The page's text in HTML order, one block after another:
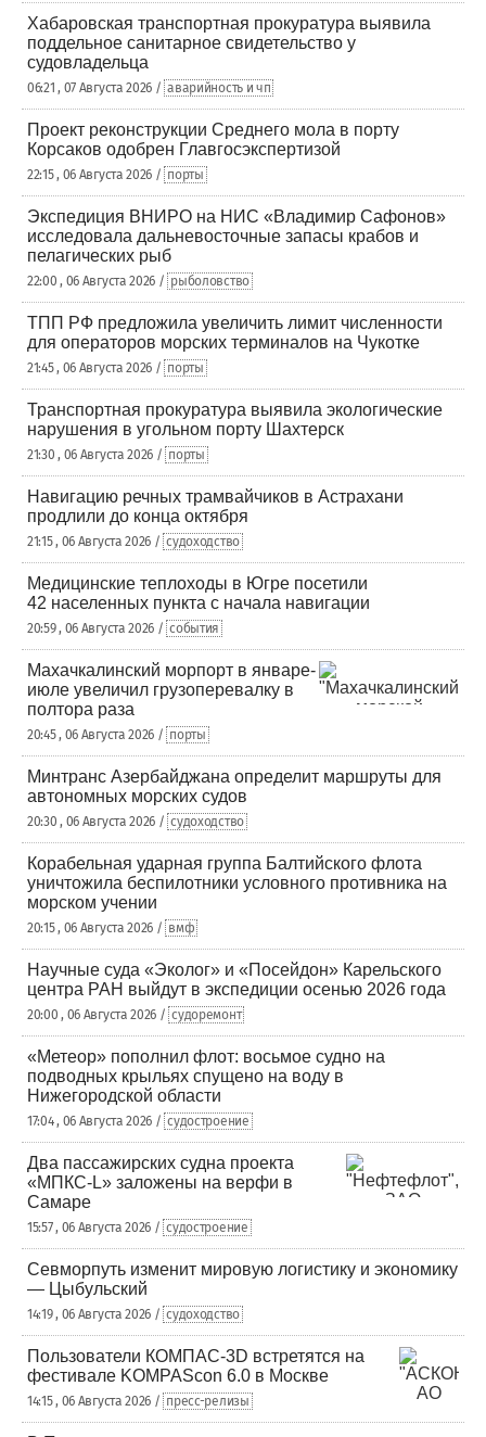
Хабаровская транспортная прокуратура выявила
поддельное санитарное свидетельство у
судовладельца
06:21 , 07 Августа 2026 / аварийность и чп
Проект реконструкции Среднего мола в порту
Корсаков одобрен Главгосэкспертизой
22:15 , 06 Августа 2026 / порты
Экспедиция ВНИРО на НИС «Владимир Сафонов»
исследовала дальневосточные запасы крабов и
пелагических рыб
22:00 , 06 Августа 2026 / рыболовство
ТПП РФ предложила увеличить лимит численности
для операторов морских терминалов на Чукотке
21:45 , 06 Августа 2026 / порты
Транспортная прокуратура выявила экологические
нарушения в угольном порту Шахтерск
21:30 , 06 Августа 2026 / порты
Навигацию речных трамвайчиков в Астрахани
продлили до конца октября
21:15 , 06 Августа 2026 / судоходство
Медицинские теплоходы в Югре посетили
42 населенных пункта с начала навигации
20:59 , 06 Августа 2026 / события
Махачкалинский морпорт в январе-
июле увеличил грузоперевалку в
полтора раза
20:45 , 06 Августа 2026 / порты
Минтранс Азербайджана определит маршруты для
автономных морских судов
20:30 , 06 Августа 2026 / судоходство
Корабельная ударная группа Балтийского флота
уничтожила беспилотники условного противника на
морском учении
20:15 , 06 Августа 2026 / вмф
Научные суда «Эколог» и «Посейдон» Карельского
центра РАН выйдут в экспедиции осенью 2026 года
20:00 , 06 Августа 2026 / судоремонт
«Метеор» пополнил флот: восьмое судно на
подводных крыльях спущено на воду в
Нижегородской области
17:04 , 06 Августа 2026 / судостроение
Два пассажирских судна проекта
«МПКС-L» заложены на верфи в
Самаре
15:57 , 06 Августа 2026 / судостроение
Севморпуть изменит мировую логистику и экономику
— Цыбульский
14:19 , 06 Августа 2026 / судоходство
Пользователи КОМПАС-3D встретятся на
фестивале KOMPAScon 6.0 в Москве
14:15 , 06 Августа 2026 / пресс-релизы